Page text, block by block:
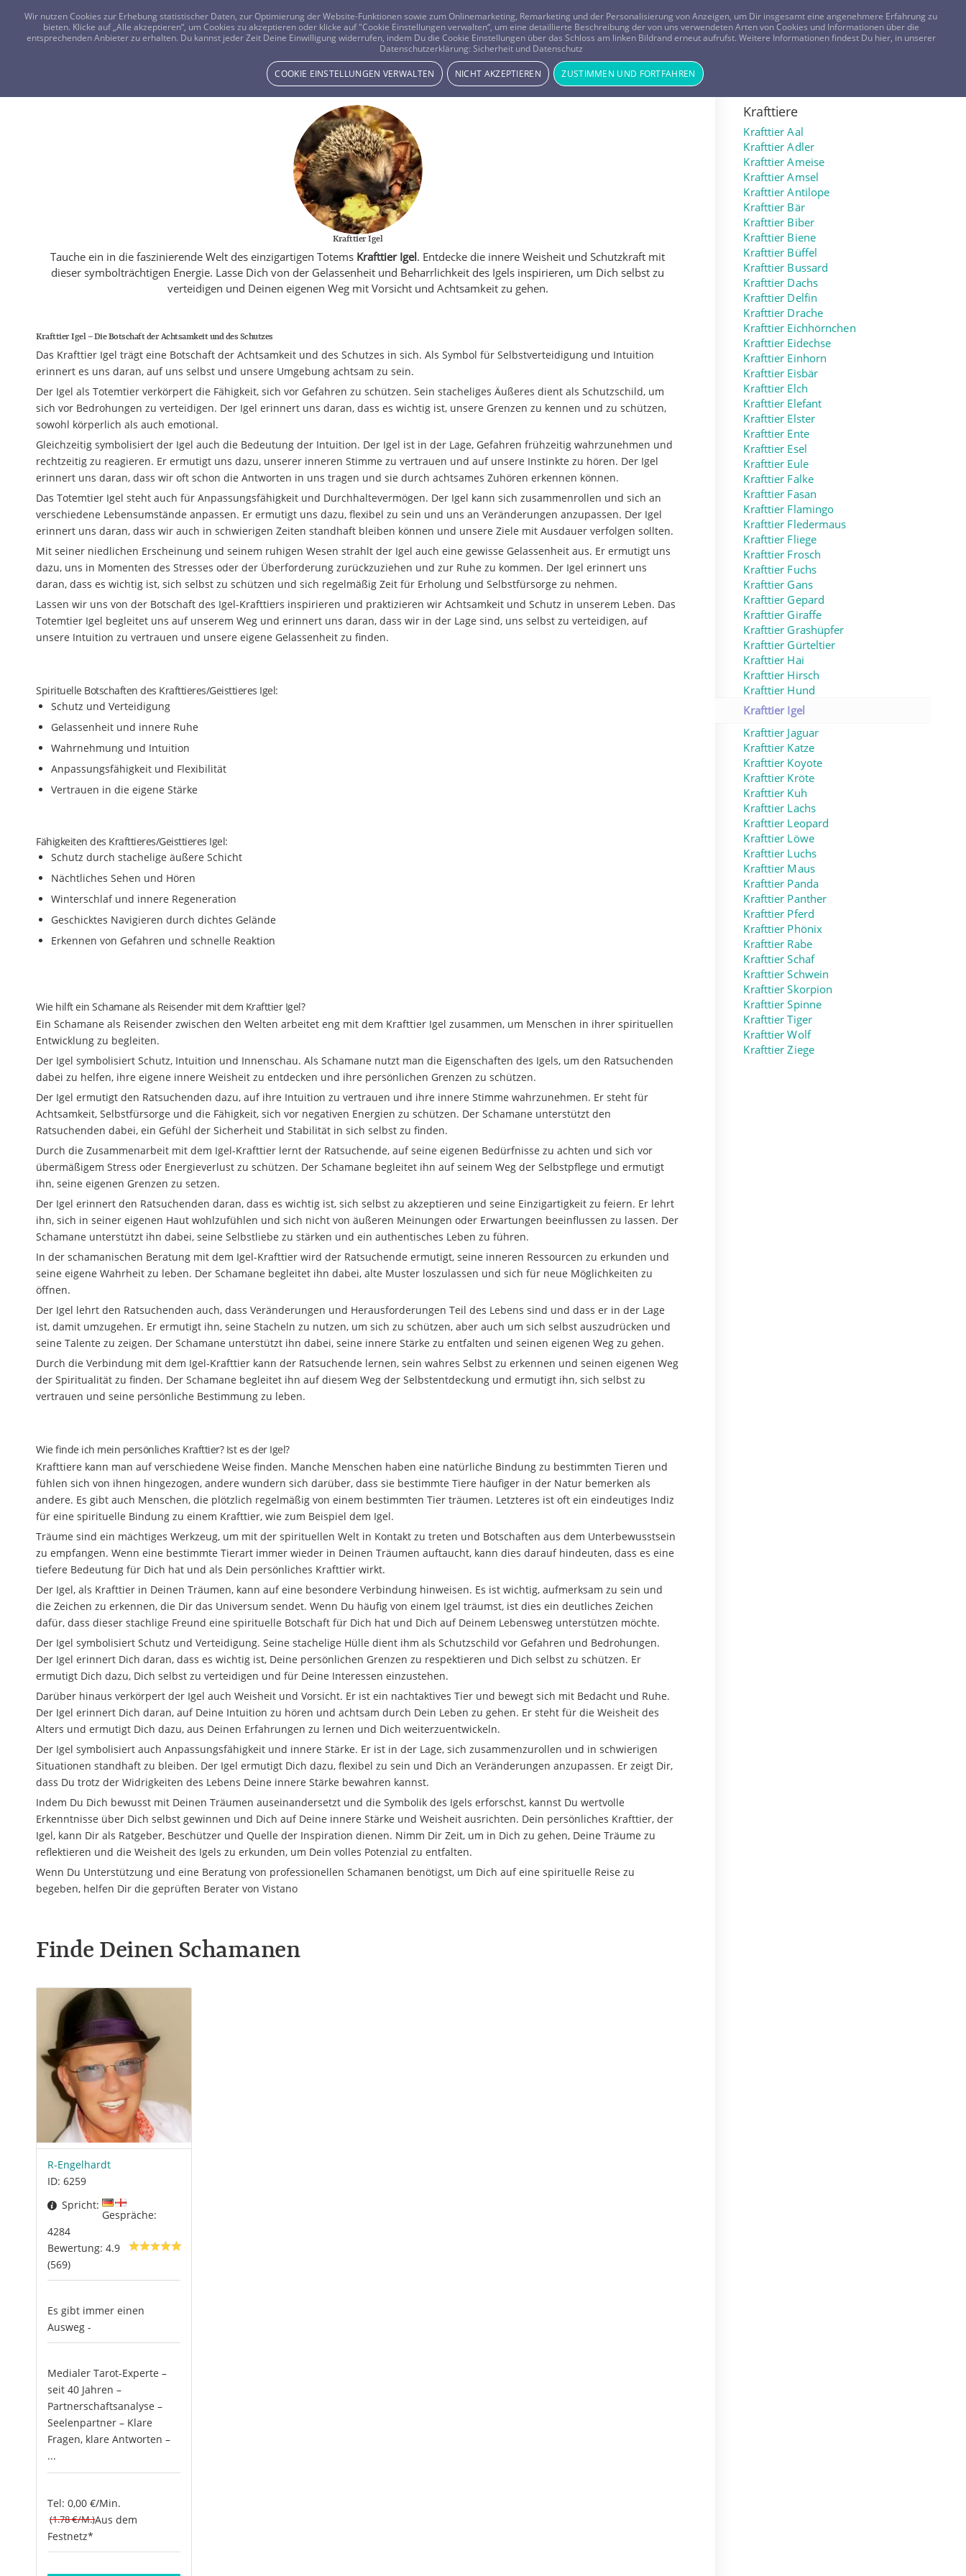
FRAGEN? KOSTENLOS ANRUFEN: 0800-8478266
Beratung Horoskope Tageskarte Magazin ANMELDEN REGISTRIEREN
Krafttier Igel
Tauche ein in die faszinierende Welt des einzigartigen Totems Krafttier Igel. Entdecke die innere Weisheit und Schutzkraft mit
dieser symbolträchtigen Energie. Lasse Dich von der Gelassenheit und Beharrlichkeit des Igels inspirieren, um Dich selbst zu
verteidigen und Deinen eigenen Weg mit Vorsicht und Achtsamkeit zu gehen.
Krafttier Igel – Die Botschaft der Achtsamkeit und des Schutzes
Das Krafttier Igel trägt eine Botschaft der Achtsamkeit und des Schutzes in sich. Als Symbol für Selbstverteidigung und Intuition
erinnert es uns daran, auf uns selbst und unsere Umgebung achtsam zu sein.
Der Igel als Totemtier verkörpert die Fähigkeit, sich vor Gefahren zu schützen. Sein stacheliges Äußeres dient als Schutzschild, um
sich vor Bedrohungen zu verteidigen. Der Igel erinnert uns daran, dass es wichtig ist, unsere Grenzen zu kennen und zu schützen,
sowohl körperlich als auch emotional.
Gleichzeitig symbolisiert der Igel auch die Bedeutung der Intuition. Der Igel ist in der Lage, Gefahren frühzeitig wahrzunehmen und
rechtzeitig zu reagieren. Er ermutigt uns dazu, unserer inneren Stimme zu vertrauen und auf unsere Instinkte zu hören. Der Igel
erinnert uns daran, dass wir oft schon die Antworten in uns tragen und sie durch achtsames Zuhören erkennen können.
Das Totemtier Igel steht auch für Anpassungsfähigkeit und Durchhaltevermögen. Der Igel kann sich zusammenrollen und sich an
verschiedene Lebensumstände anpassen. Er ermutigt uns dazu, flexibel zu sein und uns an Veränderungen anzupassen. Der Igel
erinnert uns daran, dass wir auch in schwierigen Zeiten standhaft bleiben können und unsere Ziele mit Ausdauer verfolgen sollten.
Mit seiner niedlichen Erscheinung und seinem ruhigen Wesen strahlt der Igel auch eine gewisse Gelassenheit aus. Er ermutigt uns
dazu, uns in Momenten des Stresses oder der Überforderung zurückzuziehen und zur Ruhe zu kommen. Der Igel erinnert uns
daran, dass es wichtig ist, sich selbst zu schützen und sich regelmäßig Zeit für Erholung und Selbstfürsorge zu nehmen.
Lassen wir uns von der Botschaft des Igel-Krafttiers inspirieren und praktizieren wir Achtsamkeit und Schutz in unserem Leben. Das
Totemtier Igel begleitet uns auf unserem Weg und erinnert uns daran, dass wir in der Lage sind, uns selbst zu verteidigen, auf
unsere Intuition zu vertrauen und unsere eigene Gelassenheit zu finden.
Spirituelle Botschaften des Krafttieres/Geisttieres Igel:
Schutz und Verteidigung
Gelassenheit und innere Ruhe
Wahrnehmung und Intuition
Anpassungsfähigkeit und Flexibilität
Vertrauen in die eigene Stärke
Fähigkeiten des Krafttieres/Geisttieres Igel:
Schutz durch stachelige äußere Schicht
Nächtliches Sehen und Hören
Winterschlaf und innere Regeneration
Geschicktes Navigieren durch dichtes Gelände
Erkennen von Gefahren und schnelle Reaktion
Wie hilft ein Schamane als Reisender mit dem Krafttier Igel?
Ein Schamane als Reisender zwischen den Welten arbeitet eng mit dem Krafttier Igel zusammen, um Menschen in ihrer spirituellen
Entwicklung zu begleiten.
Der Igel symbolisiert Schutz, Intuition und Innenschau. Als Schamane nutzt man die Eigenschaften des Igels, um den Ratsuchenden
dabei zu helfen, ihre eigene innere Weisheit zu entdecken und ihre persönlichen Grenzen zu schützen.
Der Igel ermutigt den Ratsuchenden dazu, auf ihre Intuition zu vertrauen und ihre innere Stimme wahrzunehmen. Er steht für
Achtsamkeit, Selbstfürsorge und die Fähigkeit, sich vor negativen Energien zu schützen. Der Schamane unterstützt den
Ratsuchenden dabei, ein Gefühl der Sicherheit und Stabilität in sich selbst zu finden.
Durch die Zusammenarbeit mit dem Igel-Krafttier lernt der Ratsuchende, auf seine eigenen Bedürfnisse zu achten und sich vor
übermäßigem Stress oder Energieverlust zu schützen. Der Schamane begleitet ihn auf seinem Weg der Selbstpflege und ermutigt
ihn, seine eigenen Grenzen zu setzen.
Der Igel erinnert den Ratsuchenden daran, dass es wichtig ist, sich selbst zu akzeptieren und seine Einzigartigkeit zu feiern. Er lehrt
ihn, sich in seiner eigenen Haut wohlzufühlen und sich nicht von äußeren Meinungen oder Erwartungen beeinflussen zu lassen. Der
Schamane unterstützt ihn dabei, seine Selbstliebe zu stärken und ein authentisches Leben zu führen.
In der schamanischen Beratung mit dem Igel-Krafttier wird der Ratsuchende ermutigt, seine inneren Ressourcen zu erkunden und
seine eigene Wahrheit zu leben. Der Schamane begleitet ihn dabei, alte Muster loszulassen und sich für neue Möglichkeiten zu
öffnen.
Der Igel lehrt den Ratsuchenden auch, dass Veränderungen und Herausforderungen Teil des Lebens sind und dass er in der Lage
ist, damit umzugehen. Er ermutigt ihn, seine Stacheln zu nutzen, um sich zu schützen, aber auch um sich selbst auszudrücken und
seine Talente zu zeigen. Der Schamane unterstützt ihn dabei, seine innere Stärke zu entfalten und seinen eigenen Weg zu gehen.
Durch die Verbindung mit dem Igel-Krafttier kann der Ratsuchende lernen, sein wahres Selbst zu erkennen und seinen eigenen Weg
der Spiritualität zu finden. Der Schamane begleitet ihn auf diesem Weg der Selbstentdeckung und ermutigt ihn, sich selbst zu
vertrauen und seine persönliche Bestimmung zu leben.
Wie finde ich mein persönliches Krafttier? Ist es der Igel?
Krafttiere kann man auf verschiedene Weise finden. Manche Menschen haben eine natürliche Bindung zu bestimmten Tieren und
fühlen sich von ihnen hingezogen, andere wundern sich darüber, dass sie bestimmte Tiere häufiger in der Natur bemerken als
andere. Es gibt auch Menschen, die plötzlich regelmäßig von einem bestimmten Tier träumen. Letzteres ist oft ein eindeutiges Indiz
für eine spirituelle Bindung zu einem Krafttier, wie zum Beispiel dem Igel.
Träume sind ein mächtiges Werkzeug, um mit der spirituellen Welt in Kontakt zu treten und Botschaften aus dem Unterbewusstsein
zu empfangen. Wenn eine bestimmte Tierart immer wieder in Deinen Träumen auftaucht, kann dies darauf hindeuten, dass es eine
tiefere Bedeutung für Dich hat und als Dein persönliches Krafttier wirkt.
Der Igel, als Krafttier in Deinen Träumen, kann auf eine besondere Verbindung hinweisen. Es ist wichtig, aufmerksam zu sein und
die Zeichen zu erkennen, die Dir das Universum sendet. Wenn Du häufig von einem Igel träumst, ist dies ein deutliches Zeichen
dafür, dass dieser stachlige Freund eine spirituelle Botschaft für Dich hat und Dich auf Deinem Lebensweg unterstützen möchte.
Der Igel symbolisiert Schutz und Verteidigung. Seine stachelige Hülle dient ihm als Schutzschild vor Gefahren und Bedrohungen.
Der Igel erinnert Dich daran, dass es wichtig ist, Deine persönlichen Grenzen zu respektieren und Dich selbst zu schützen. Er
ermutigt Dich dazu, Dich selbst zu verteidigen und für Deine Interessen einzustehen.
Darüber hinaus verkörpert der Igel auch Weisheit und Vorsicht. Er ist ein nachtaktives Tier und bewegt sich mit Bedacht und Ruhe.
Der Igel erinnert Dich daran, auf Deine Intuition zu hören und achtsam durch Dein Leben zu gehen. Er steht für die Weisheit des
Alters und ermutigt Dich dazu, aus Deinen Erfahrungen zu lernen und Dich weiterzuentwickeln.
Der Igel symbolisiert auch Anpassungsfähigkeit und innere Stärke. Er ist in der Lage, sich zusammenzurollen und in schwierigen
Situationen standhaft zu bleiben. Der Igel ermutigt Dich dazu, flexibel zu sein und Dich an Veränderungen anzupassen. Er zeigt Dir,
dass Du trotz der Widrigkeiten des Lebens Deine innere Stärke bewahren kannst.
Indem Du Dich bewusst mit Deinen Träumen auseinandersetzt und die Symbolik des Igels erforschst, kannst Du wertvolle
Erkenntnisse über Dich selbst gewinnen und Dich auf Deine innere Stärke und Weisheit ausrichten. Dein persönliches Krafttier, der
Igel, kann Dir als Ratgeber, Beschützer und Quelle der Inspiration dienen. Nimm Dir Zeit, um in Dich zu gehen, Deine Träume zu
reflektieren und die Weisheit des Igels zu erkunden, um Dein volles Potenzial zu entfalten.
Wenn Du Unterstützung und eine Beratung von professionellen Schamanen benötigst, um Dich auf eine spirituelle Reise zu
begeben, helfen Dir die geprüften Berater von Vistano
Finde Deinen Schamanen
R-Engelhardt
ID: 6259
Spricht:
Gespräche:
4284
Bewertung: 4.9
(569)
Es gibt immer einen
Ausweg -
Medialer Tarot-Experte –
seit 40 Jahren –
Partnerschaftsanalyse –
Seelenpartner – Klare
Fragen, klare Antworten –
...
Tel: 0,00 €/Min.
(1.78 €/M.)Aus dem
Festnetz*
Krafttiere
Krafttier Aal
Krafttier Adler
Krafttier Ameise
Krafttier Amsel
Krafttier Antilope
Krafttier Bär
Krafttier Biber
Krafttier Biene
Krafttier Büffel
Krafttier Bussard
Krafttier Dachs
Krafttier Delfin
Krafttier Drache
Krafttier Eichhörnchen
Krafttier Eidechse
Krafttier Einhorn
Krafttier Eisbär
Krafttier Elch
Krafttier Elefant
Krafttier Elster
Krafttier Ente
Krafttier Esel
Krafttier Eule
Krafttier Falke
Krafttier Fasan
Krafttier Flamingo
Krafttier Fledermaus
Krafttier Fliege
Krafttier Frosch
Krafttier Fuchs
Krafttier Gans
Krafttier Gepard
Krafttier Giraffe
Krafttier Grashüpfer
Krafttier Gürteltier
Krafttier Hai
Krafttier Hirsch
Krafttier Hund
Krafttier Igel
Krafttier Jaguar
Krafttier Katze
Krafttier Koyote
Krafttier Kröte
Krafttier Kuh
Krafttier Lachs
Krafttier Leopard
Krafttier Löwe
Krafttier Luchs
Krafttier Maus
Krafttier Panda
Krafttier Panther
Krafttier Pferd
Krafttier Phönix
Krafttier Rabe
Krafttier Schaf
Krafttier Schwein
Krafttier Skorpion
Krafttier Spinne
Krafttier Tiger
Krafttier Wolf
Krafttier Ziege
Wir nutzen Cookies zur Erhebung statistischer Daten, zur Optimierung der Website-Funktionen sowie zum Onlinemarketing, Remarketing und der Personalisierung von Anzeigen, um Dir insgesamt eine angenehmere Erfahrung zu
bieten. Klicke auf „Alle akzeptieren“, um Cookies zu akzeptieren oder klicke auf "Cookie Einstellungen verwalten“, um eine detaillierte Beschreibung der von uns verwendeten Arten von Cookies und Informationen über die
entsprechenden Anbieter zu erhalten. Du kannst jeder Zeit Deine Einwilligung widerrufen, indem Du die Cookie Einstellungen über das Schloss am linken Bildrand erneut aufrufst. Weitere Informationen findest Du hier, in unserer
Datenschutzerklärung: Sicherheit und Datenschutz
COOKIE EINSTELLUNGEN VERWALTEN NICHT AKZEPTIEREN ZUSTIMMEN UND FORTFAHREN